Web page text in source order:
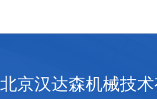
北京汉达森机械技术